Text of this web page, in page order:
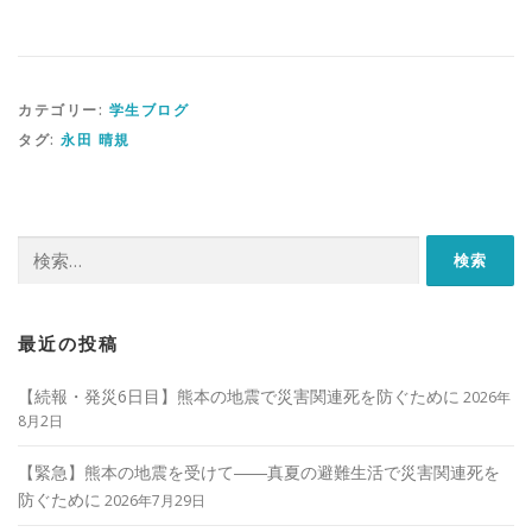
カテゴリー: 学生ブログ
タグ: 永田 晴規
索:
最近の投稿
【続報・発災6日目】熊本の地震で災害関連死を防ぐために 2026年
8月2日
【緊急】熊本の地震を受けて――真夏の避難生活で災害関連死を
防ぐために 2026年7月29日